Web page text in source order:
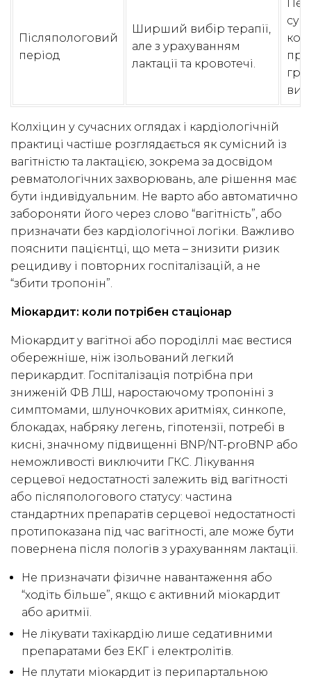
Післяпологовий
період
Ширший вибір терапії,
але з урахуванням
лактації та кровотечі.
Колхіцин у сучасних оглядах і кардіологічній
практиці частіше розглядається як сумісний із
вагітністю та лактацією, зокрема за досвідом
ревматологічних захворювань, але рішення має
бути індивідуальним. Не варто або автоматично
забороняти його через слово “вагітність”, або
призначати без кардіологічної логіки. Важливо
пояснити пацієнтці, що мета – знизити ризик
рецидиву і повторних госпіталізацій, а не
“збити тропонін”.
Міокардит: коли потрібен стаціонар
Міокардит у вагітної або породіллі має вестися
обережніше, ніж ізольований легкий
перикардит. Госпіталізація потрібна при
зниженій ФВ ЛШ, наростаючому тропоніні з
симптомами, шлуночкових аритміях, синкопе,
блокадах, набряку легень, гіпотензії, потребі в
кисні, значному підвищенні BNP/NT-proBNP або
неможливості виключити ГКС. Лікування
серцевої недостатності залежить від вагітності
або післяпологового статусу: частина
стандартних препаратів серцевої недостатності
протипоказана під час вагітності, але може бути
повернена після пологів з урахуванням лактації.
Не призначати фізичне навантаження або
“ходіть більше”, якщо є активний міокардит
або аритмії.
Не лікувати тахікардію лише седативними
препаратами без ЕКГ і електролітів.
Не плутати міокардит із перипартальною